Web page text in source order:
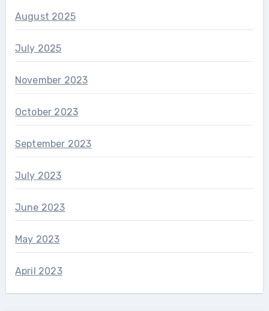
August 2025
July 2025
November 2023
October 2023
September 2023
July 2023
June 2023
May 2023
April 2023